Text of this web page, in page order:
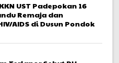
UST Padepokan 16
Remaja dan
AIDS di Dusun Pondok